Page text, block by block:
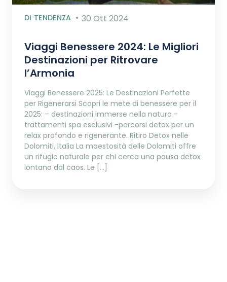
DI TENDENZA 30 Ott 2024
Viaggi Benessere 2024: Le Migliori
Destinazioni per Ritrovare
l’Armonia
Viaggi Benessere 2025: Le Destinazioni Perfette
per Rigenerarsi Scopri le mete di benessere per il
2025: – destinazioni immerse nella natura -
trattamenti spa esclusivi -percorsi detox per un
relax profondo e rigenerante. Ritiro Detox nelle
Dolomiti, Italia La maestosità delle Dolomiti offre
un rifugio naturale per chi cerca una pausa detox
lontano dal caos. Le […]